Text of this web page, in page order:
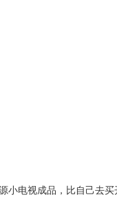
小电视成品，比自己去